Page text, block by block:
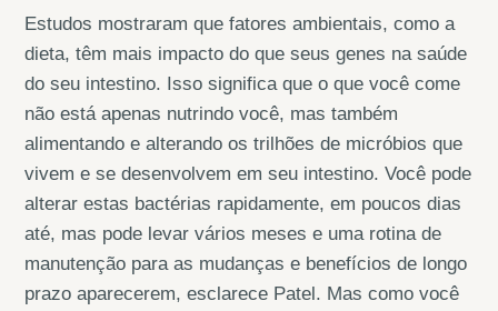
Estudos mostraram que fatores ambientais, como a
dieta, têm mais impacto do que seus genes na saúde
do seu intestino. Isso significa que o que você come
não está apenas nutrindo você, mas também
alimentando e alterando os trilhões de micróbios que
vivem e se desenvolvem em seu intestino. Você pode
alterar estas bactérias rapidamente, em poucos dias
até, mas pode levar vários meses e uma rotina de
manutenção para as mudanças e benefícios de longo
prazo aparecerem, esclarece Patel. Mas como você